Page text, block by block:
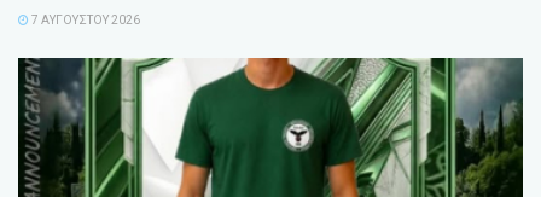
7 ΑΥΓΟΎΣΤΟΥ 2026